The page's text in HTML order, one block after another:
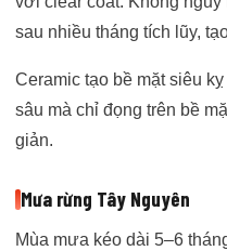
sau nhiều tháng tích lũy,
Ceramic tạo bề mặt siêu
sâu mà chỉ đọng trên bề
giản.
Mưa rừng Tây Nguyên
Mùa mưa kéo dài 5–6